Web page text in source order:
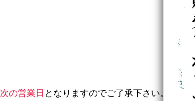
次の営業日 となりますのでご了承下さい。